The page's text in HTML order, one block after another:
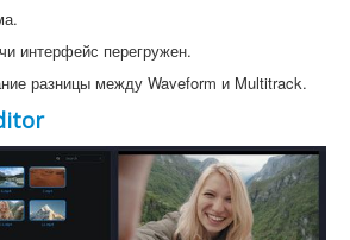
интерфейс перегружен.
разницы между Waveform и Multitrack.